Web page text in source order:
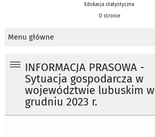
Edukacja statystyczna
O stronie
Menu główne
INFORMACJA PRASOWA -
Sytuacja gospodarcza w
województwie lubuskim w
grudniu 2023 r.